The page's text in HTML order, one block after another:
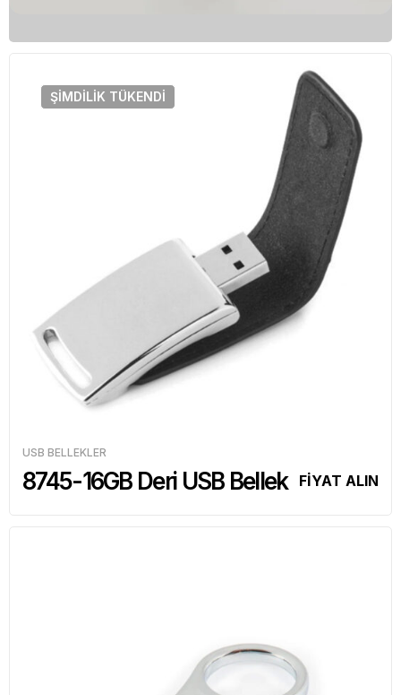
ŞIMDILIK TÜKENDI
USB BELLEKLER
8745-16GB Deri USB Bellek FİYAT ALIN